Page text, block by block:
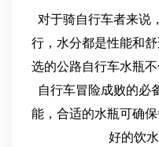
对于骑自行车者来说
行，水分都是性能和
选的公路自行车水瓶
自行车冒险成败的必
能，合适的水瓶可确
好的饮